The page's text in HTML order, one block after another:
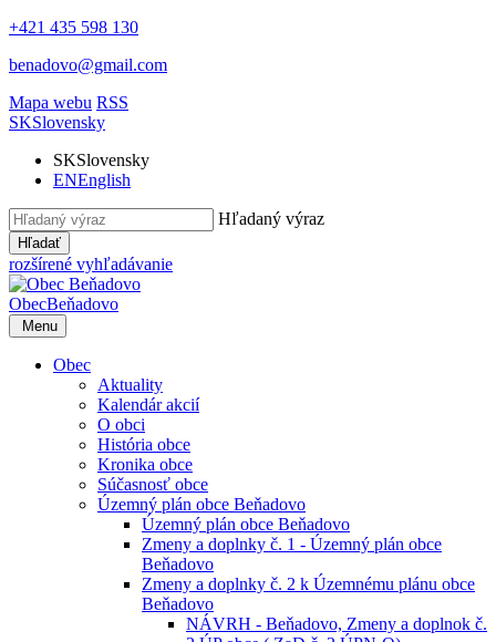
+421 435 598 130
benadovo@gmail.com
Mapa webu RSS
SKSlovensky
SKSlovensky
ENEnglish
Hľadaný výraz
Hľadať
rozšírené vyhľadávanie
ObecBeňadovo
Menu
Obec
Aktuality
Kalendár akcií
O obci
História obce
Kronika obce
Súčasnosť obce
Územný plán obce Beňadovo
Územný plán obce Beňadovo
Zmeny a doplnky č. 1 - Územný plán obce
Beňadovo
Zmeny a doplnky č. 2 k Územnému plánu obce
Beňadovo
NÁVRH - Beňadovo, Zmeny a doplnok č.